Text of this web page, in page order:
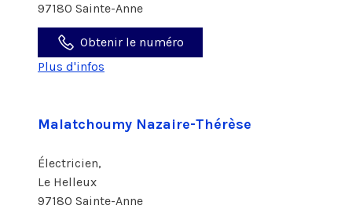
97180 Sainte-Anne
Obtenir le numéro
Plus d'infos
Malatchoumy Nazaire-Thérèse
Électricien,
Le Helleux
97180 Sainte-Anne